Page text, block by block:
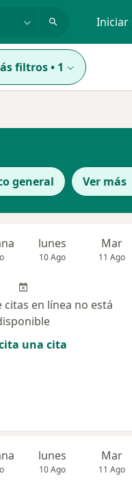
Iniciar
filtros• 1
general Ver más
lunes
10 Ago
Mar
11 Ago
citas en línea no está
una cita
lunes
10 Ago
Mar
11 Ago